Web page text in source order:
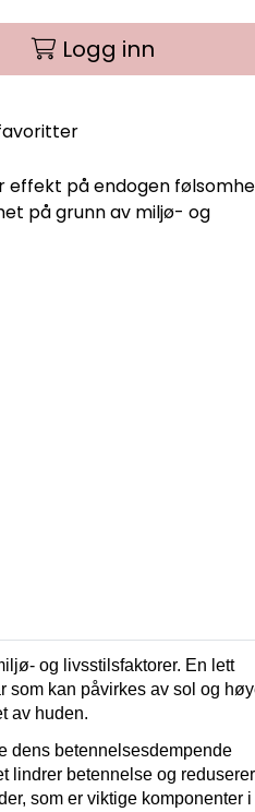
Logg inn
effekt på endogen
på grunn av miljø- og
og livsstilsfaktorer. En lett
som kan påvirkes av sol og
av huden.
dens betennelsesdempende
lindrer betennelse og reduserer
som er viktige komponenter i